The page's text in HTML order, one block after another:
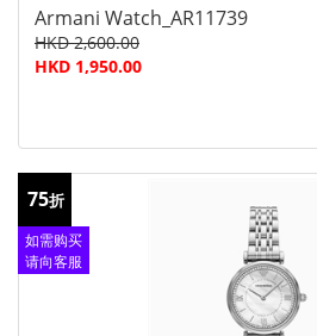
Armani Watch_AR11739
HKD 2,600.00
HKD 1,950.00
75折
如需购买
请向客服